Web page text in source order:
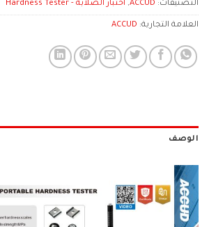
التصنيفات: ACCUD
, اختبار الصلابة - Hardness Tester
العلامة التجارية: ACCUD
الوصف